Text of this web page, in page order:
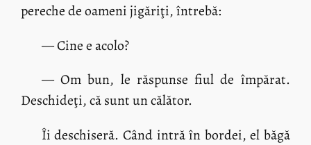
pereche de oameni jigăriţi, întrebă:
— Cine e acolo?
— Om bun, le răspunse fiul de împărat.
Deschideţi, că sunt un călător.
Îi deschiseră. Când intră în bordei, el băgă